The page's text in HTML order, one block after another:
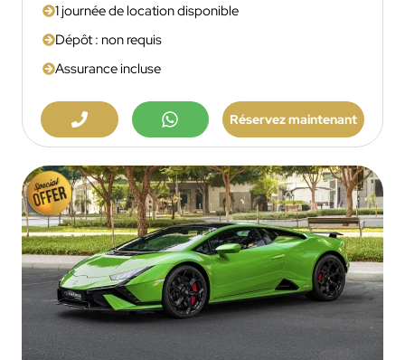
1 journée de location disponible
Dépôt : non requis
Assurance incluse
Réservez maintenant